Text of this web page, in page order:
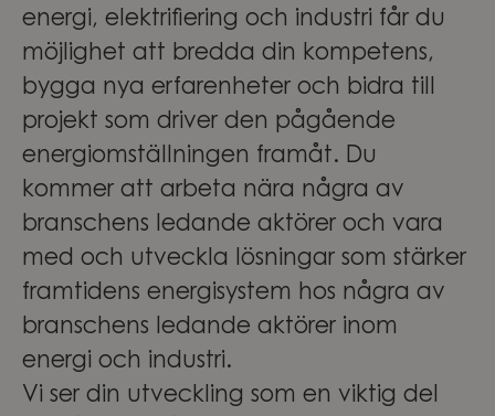
energi, elektrifiering och industri får du
möjlighet att bredda din kompetens,
bygga nya erfarenheter och bidra till
projekt som driver den pågående
energiomställningen framåt. Du
kommer att arbeta nära några av
branschens ledande aktörer och vara
med och utveckla lösningar som stärker
framtidens energisystem hos några av
branschens ledande aktörer inom
energi och industri.
Vi ser din utveckling som en viktig del